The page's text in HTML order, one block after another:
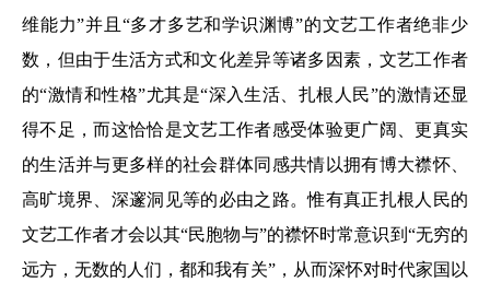
维能力”并且“多才多艺和学识渊博”的文艺工作者绝非少
数，但由于生活方式和文化差异等诸多因素，文艺工作者
的“激情和性格”尤其是“深入生活、扎根人民”的激情还显
得不足，而这恰恰是文艺工作者感受体验更广阔、更真实
的生活并与更多样的社会群体同感共情以拥有博大襟怀、
高旷境界、深邃洞见等的必由之路。惟有真正扎根人民的
文艺工作者才会以其“民胞物与”的襟怀时常意识到“无穷的
远方，无数的人们，都和我有关”，从而深怀对时代家国以